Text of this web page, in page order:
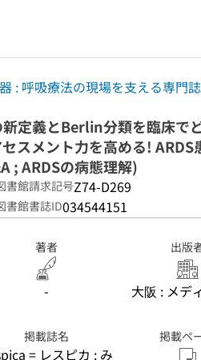
: 呼吸療法の現場を支える専門誌
新定義とBerlin分類を臨床で
スメント力を高める!
; ARDSの病態理解)
書館請求記号Z74-D269
書館書誌ID034544151
著者
-
出版
大阪 : メデ
掲載誌名
= レスピカ : み
掲載ペ